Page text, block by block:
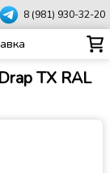
8 (981) 930-32-20
TX RAL